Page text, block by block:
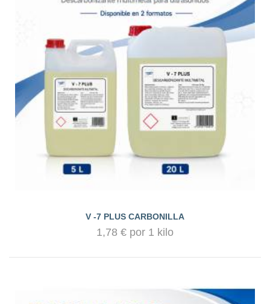
V -7 PLUS CARBONILLA
1,78 € por 1 kilo